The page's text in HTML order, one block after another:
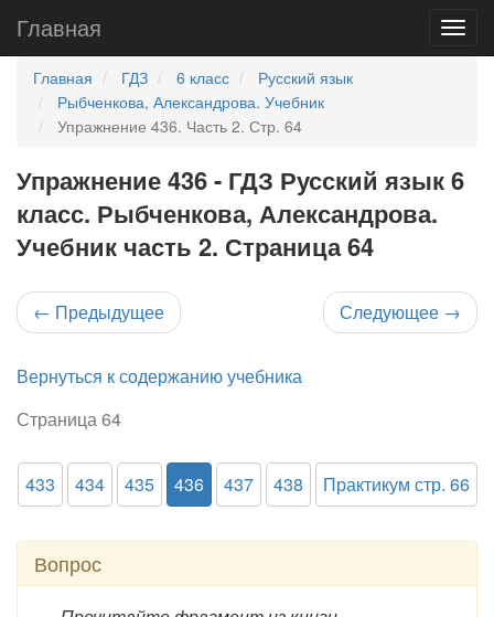
Главная
Главная ГДЗ 6 класс
Русский язык
Рыбченкова, Александрова. Учебник
Упражнение 436. Часть 2. Стр. 64
Упражнение 436 - ГДЗ Русский язык 6
класс. Рыбченкова, Александрова.
Учебник часть 2. Страница 64
← Предыдущее Следующее →
Вернуться к содержанию учебника
Страница 64
433 434 435 436 437 438 Практикум стр. 66
Вопрос